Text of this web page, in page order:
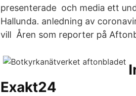
presenterade och media ett
Hallunda. anledning av
vill Åren som reporter på
Exakt24